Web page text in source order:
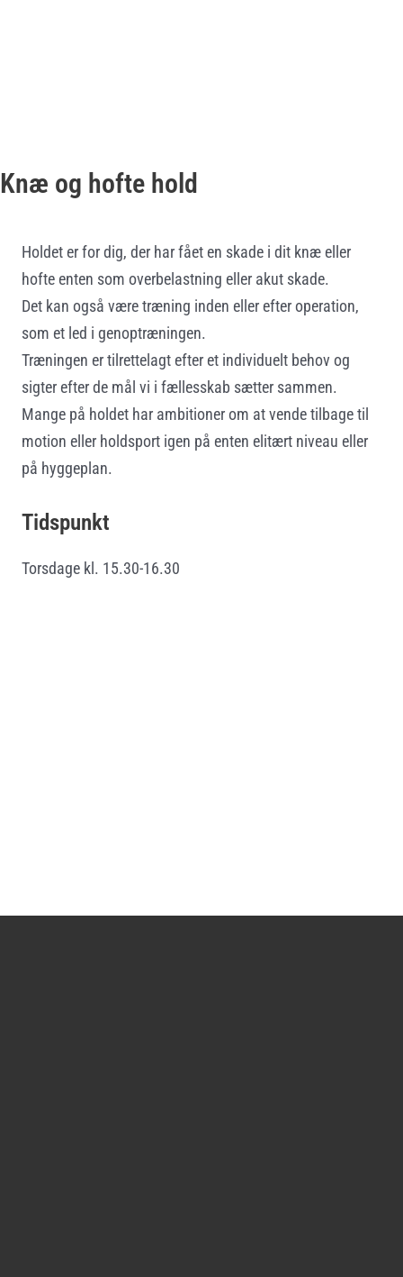
Knæ og hofte hold
Holdet er for dig, der har fået en skade i dit knæ eller
hofte enten som overbelastning eller akut skade.
Det kan også være træning inden eller efter operation,
som et led i genoptræningen.
Træningen er tilrettelagt efter et individuelt behov og
sigter efter de mål vi i fællesskab sætter sammen.
Mange på holdet har ambitioner om at vende tilbage til
motion eller holdsport igen på enten elitært niveau eller
på hyggeplan.
Tidspunkt
Torsdage kl. 15.30-16.30